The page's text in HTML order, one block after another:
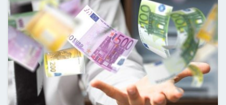
6 декабря 2019 г.
Кредит на ремонт квартиры
Нужны деньги, чтобы отремонтировать квартиру
парковочного места рядом с домом?
Читать далее